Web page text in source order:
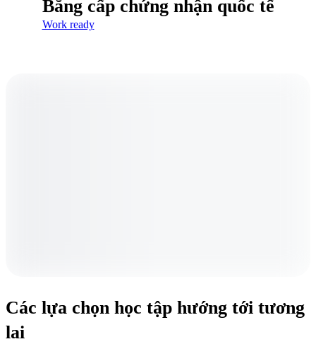
Bằng cấp chứng nhận quốc tế
Work ready
Các lựa chọn học tập hướng tới tương
lai